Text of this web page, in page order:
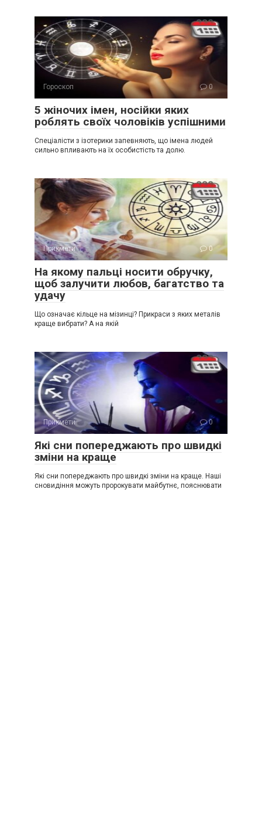
Гороскоп 0
5 жіночих імен, носійки яких
роблять своїх чоловіків успішними
Спеціалісти з ізотерики запевняють, що імена людей
сильно впливають на їх особистість та долю.
Прикмети 0
На якому пальці носити обручку,
щоб залучити любов, багатство та
удачу
Що означає кільце на мізинці? Прикраси з яких металів
краще вибрати? А на якій
Прикмети 0
Які сни попереджають про швидкі
зміни на краще
Які сни попереджають про швидкі зміни на краще. Наші
сновидіння можуть пророкувати майбутнє, пояснювати